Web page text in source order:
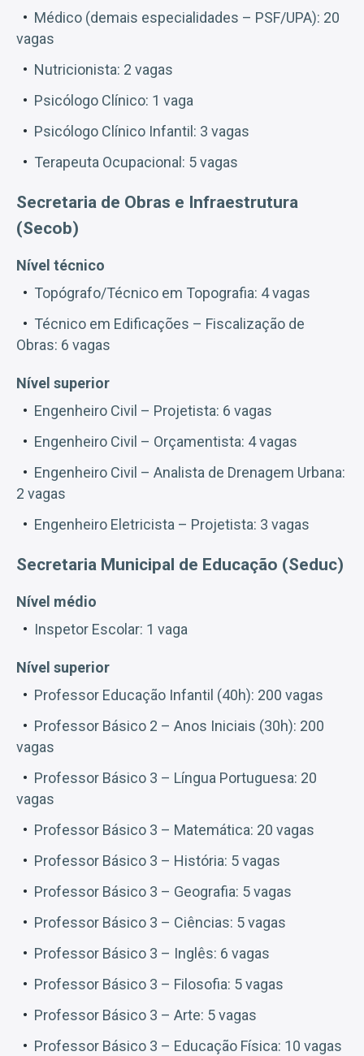
Médico (demais especialidades – PSF/UPA): 20
vagas
Nutricionista: 2 vagas
Psicólogo Clínico: 1 vaga
Psicólogo Clínico Infantil: 3 vagas
Terapeuta Ocupacional: 5 vagas
Secretaria de Obras e Infraestrutura
(Secob)
Nível técnico
Topógrafo/Técnico em Topografia: 4 vagas
Técnico em Edificações – Fiscalização de
Obras: 6 vagas
Nível superior
Engenheiro Civil – Projetista: 6 vagas
Engenheiro Civil – Orçamentista: 4 vagas
Engenheiro Civil – Analista de Drenagem Urbana:
2 vagas
Engenheiro Eletricista – Projetista: 3 vagas
Secretaria Municipal de Educação (Seduc)
Nível médio
Inspetor Escolar: 1 vaga
Nível superior
Professor Educação Infantil (40h): 200 vagas
Professor Básico 2 – Anos Iniciais (30h): 200
vagas
Professor Básico 3 – Língua Portuguesa: 20
vagas
Professor Básico 3 – Matemática: 20 vagas
Professor Básico 3 – História: 5 vagas
Professor Básico 3 – Geografia: 5 vagas
Professor Básico 3 – Ciências: 5 vagas
Professor Básico 3 – Inglês: 6 vagas
Professor Básico 3 – Filosofia: 5 vagas
Professor Básico 3 – Arte: 5 vagas
Professor Básico 3 – Educação Física: 10 vagas